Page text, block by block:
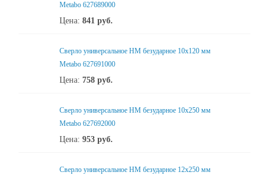
Metabo 627689000
Цена: 841 руб.
Сверло универсальное НМ безударное 10x120 мм
Metabo 627691000
Цена: 758 руб.
Сверло универсальное НМ безударное 10x250 мм
Metabo 627692000
Цена: 953 руб.
Сверло универсальное НМ безударное 12x250 мм